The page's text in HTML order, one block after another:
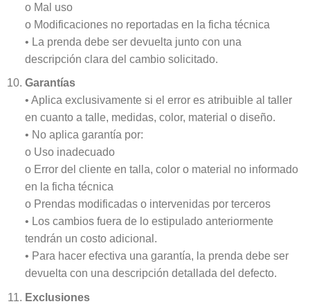
o Mal uso
o Modificaciones no reportadas en la ficha técnica
• La prenda debe ser devuelta junto con una
descripción clara del cambio solicitado.
Garantías
• Aplica exclusivamente si el error es atribuible al taller
en cuanto a talle, medidas, color, material o diseño.
• No aplica garantía por:
o Uso inadecuado
o Error del cliente en talla, color o material no informado
en la ficha técnica
o Prendas modificadas o intervenidas por terceros
• Los cambios fuera de lo estipulado anteriormente
tendrán un costo adicional.
• Para hacer efectiva una garantía, la prenda debe ser
devuelta con una descripción detallada del defecto.
Exclusiones